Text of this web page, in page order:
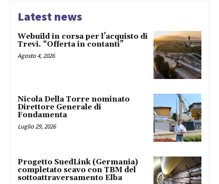
Latest news
Webuild in corsa per l’acquisto di
Trevi. “Offerta in contanti”
Agosto 4, 2026
Nicola Della Torre nominato
Direttore Generale di
Fondamenta
Luglio 29, 2026
Progetto SuedLink (Germania)
completato scavo con TBM del
sottoattraversamento Elba